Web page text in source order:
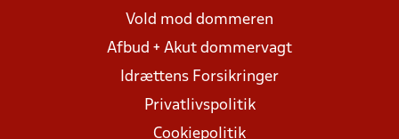
Vold mod dommeren
Afbud + Akut dommervagt
Idrættens Forsikringer
Privatlivspolitik
Cookiepolitik